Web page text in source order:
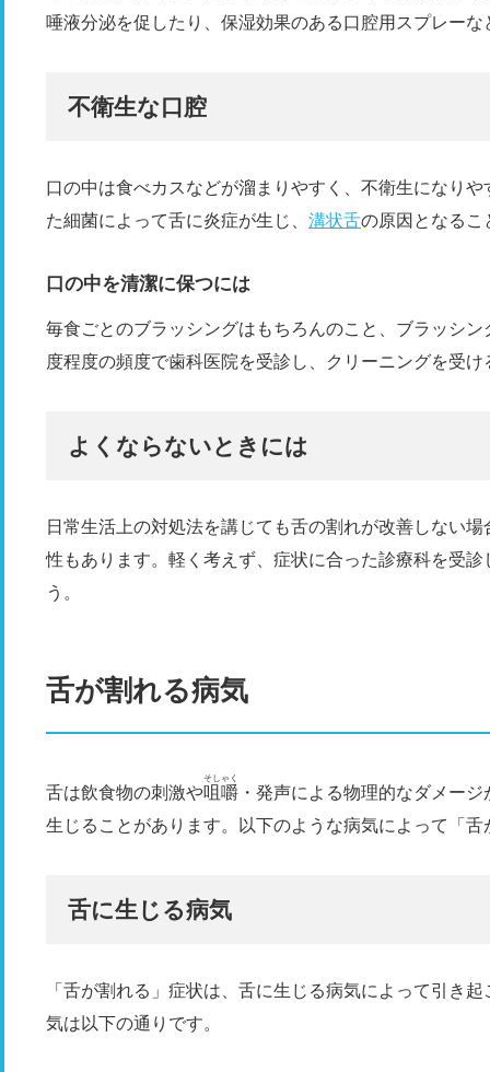
唾液分泌を促したり、保湿効果のある口腔用スプレー
不衛生な口腔
口の中は食べカスなどが溜まりやすく、不衛生になり
た細菌によって舌に炎症が生じ、 溝状舌の原因となるこ
口の中を清潔に保つには
毎食ごとのブラッシングはもちろんのこと、ブラッシ
度程度の頻度で歯科医院を受診し、クリーニングを受
よくならないときには
日常生活上の対処法を講じても舌の割れが改善しない
性もあります。軽く考えず、症状に合った診療科を受
う。
舌が割れる病気
舌は飲食物の刺激や咀嚼
そしゃく
・発声による物理的なダメー
生じることがあります。以下のような病気によって「
舌に生じる病気
「舌が割れる」症状は、舌に生じる病気によって引き
気は以下の通りです。